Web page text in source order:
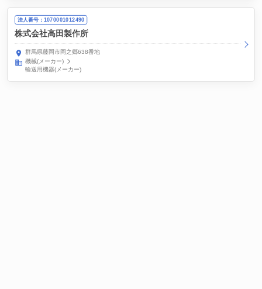
法人番号：1070001012490
株式会社高田製作所
群馬県藤岡市岡之郷638番地
機械(メーカー)
輸送用機器(メーカー)